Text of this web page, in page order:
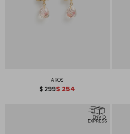
AROS
$ 299$ 254